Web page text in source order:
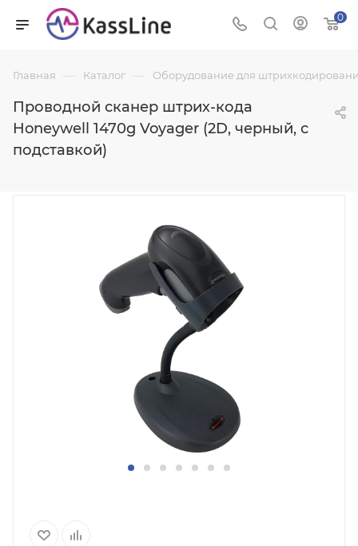
0
Главная — Каталог — Оборудование для
Проводной сканер штрих-кода
Honeywell 1470g Voyager (2D, черный, с
подставкой)